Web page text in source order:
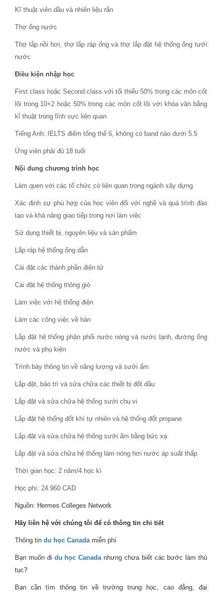
Kĩ thuật viên dầu và nhiên liệu rắn
Thợ ống nước
Thợ lắp nồi hơi, thợ lắp ráp ống và thợ lắp đặt hệ thống ống tưới
nước
Điều kiện nhập học
First class hoặc Second class với tối thiểu 50% trong các môn cốt
lõi trong 10+2 hoặc 50% trong các môn cốt lõi với khóa văn bằng
kĩ thuật trong lĩnh vực liên quan
Tiếng Anh: IELTS điểm tổng thể 6, không có band nào dưới 5.5
Ứng viên phải đủ 18 tuổi
Nội dung chương trình học
Làm quen với các tổ chức có liên quan trong ngành xây dựng
Xác định sự phù hợp của học viên đối với nghề và quá trình đào
tạo và khả năng giao tiếp trong nơi làm việc
Sử dụng thiết bị, nguyên liệu và sản phẩm
Lắp ráp hệ thống ống dẫn
Cài đặt các thành phần điện tử
Cài đặt hệ thống thông gió
Làm việc với hệ thống điện
Làm các công việc về hàn
Lắp đặt hệ thống phân phối nước nóng và nước lạnh, đường ống
nước và phụ kiện
Trình bày thông tin về năng lượng và sưởi ấm
Lắp đặt, bảo trì và sửa chữa các thiết bị đốt dầu
Lắp đặt và sửa chữa hệ thống sưởi chu vi
Lắp đặt hệ thống đốt khí tự nhiên và hệ thống đốt propane
Lắp đặt và sửa chữa hệ thống sưởi ấm bằng bức xạ
Lắp đặt và sửa chữa hệ thống làm nóng hơi nước áp suất thấp
Thời gian học: 2 năm/4 học kì
Học phí: 24.960 CAD
Nguồn: Hermes Colleges Network
Hãy liên hệ với chúng tôi để có thông tin chi tiết
Thông tin du học Canadamiễn phí
Bạn muốn đi du học Canadanhưng chưa biết các bước làm thủ
tục?
Bạn cần tìm thông tin về trường trung học, cao đẳng, đại